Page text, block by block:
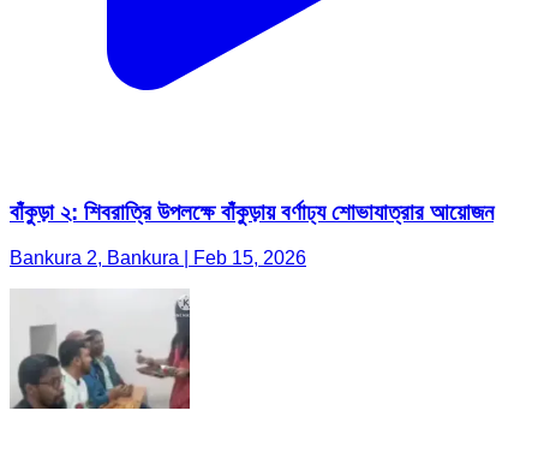
বাঁকুড়া ২: শিবরাত্রি উপলক্ষে বাঁকুড়ায় বর্ণাঢ্য শোভাযাত্রার আয়োজন
Bankura 2, Bankura | Feb 15, 2026